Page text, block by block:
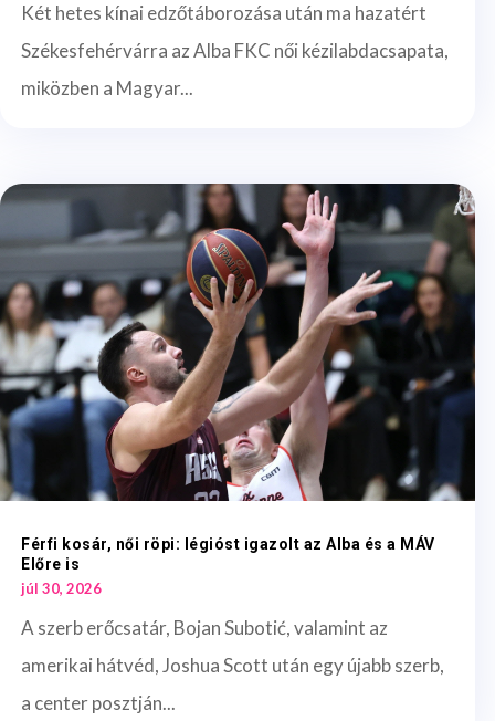
Két hetes kínai edzőtáborozása után ma hazatért
Székesfehérvárra az Alba FKC női kézilabdacsapata,
miközben a Magyar...
Férfi kosár, női röpi: légióst igazolt az Alba és a MÁV
Előre is
júl 30, 2026
A szerb erőcsatár, Bojan Subotić, valamint az
amerikai hátvéd, Joshua Scott után egy újabb szerb,
a center posztján...